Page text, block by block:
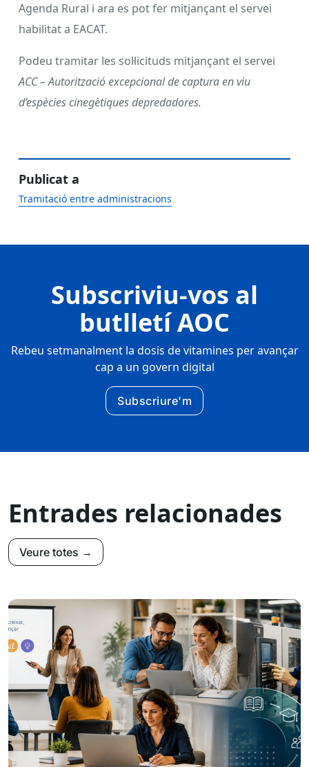
Agenda Rural i ara es pot fer mitjançant el servei
habilitat a EACAT.
Podeu tramitar les sol·licituds mitjançant el servei
ACC – Autorització excepcional de captura en viu
d’espècies cinegètiques depredadores.
Publicat a
Tramitació entre administracions
Subscriviu-vos al
butlletí AOC
Rebeu setmanalment la dosis de vitamines per avançar
cap a un govern digital
Subscriure'm
Entrades relacionades
Veure totes →